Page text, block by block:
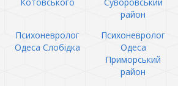
район
Психоневролог
Одеса Слобідка
Психоневролог
Одеса
Приморський
район